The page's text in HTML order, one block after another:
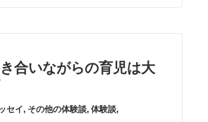
合いながらの育児は大
セイ, その他の体験談, 体験談,